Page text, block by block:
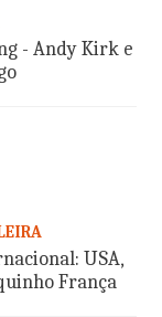
- Andy Kirk e
USA,
França